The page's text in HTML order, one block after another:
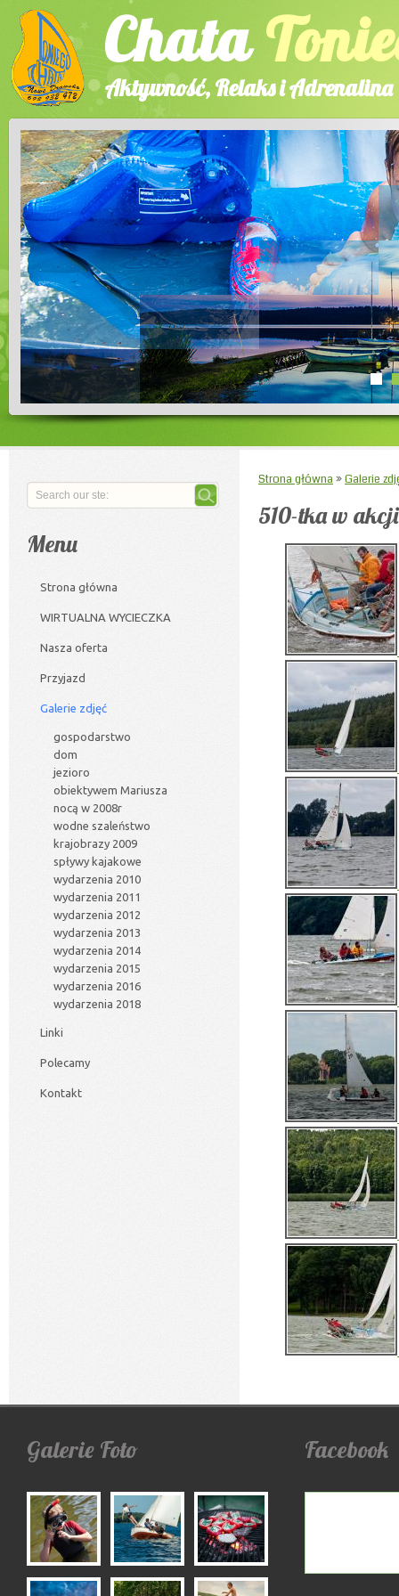
Chata
Aktywność, Relaks i Adrenalina
Strona główna »Galerie
510-tka w
Menu
Strona główna
WIRTUALNA WYCIECZKA
Nasza oferta
Przyjazd
Galerie zdjęć
gospodarstwo
dom
jezioro
obiektywem Mariusza
nocą w 2008r
wodne szaleństwo
krajobrazy 2009
spływy kajakowe
wydarzenia 2010
wydarzenia 2011
wydarzenia 2012
wydarzenia 2013
wydarzenia 2014
wydarzenia 2015
wydarzenia 2016
wydarzenia 2018
Linki
Polecamy
Kontakt
Galerie Foto Facebook